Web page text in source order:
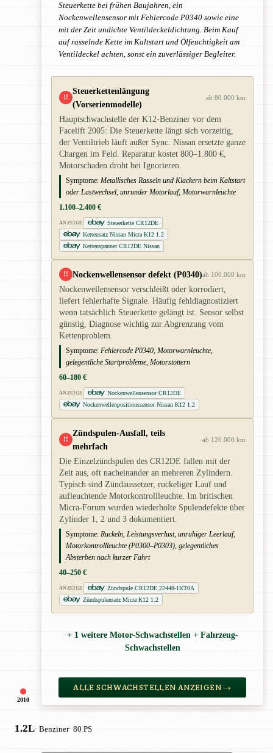
2010
Steuerkette bei frühen Baujahren, ein
Nockenwellensensor mit Fehlercode P0340 sowie eine
mit der Zeit undichte Ventildeckeldichtung. Beim Kauf
auf rasselnde Kette im Kaltstart und Ölfeuchtigkeit am
Ventildeckel achten, sonst ein zuverlässiger Begleiter.
!!
Steuerkettenlängung
(Vorserienmodelle)
ab 80.000 km
Hauptschwachstelle der K12-Benziner vor dem
Facelift 2005: Die Steuerkette längt sich vorzeitig,
der Ventiltrieb läuft außer Sync. Nissan ersetzte ganze
Chargen im Feld. Reparatur kostet 800–1.800 €,
Motorschaden droht bei Ignorieren.
Symptome: Metallisches Rasseln und Klackern beim Kaltstart
oder Lastwechsel, unrunder Motorlauf, Motorwarnleuchte
1.100–2.400 €
ANZEIGE
Steuerkette CR12DE
Kettensatz Nissan Micra K12 1.2
Kettenspanner CR12DE Nissan
!! Nockenwellensensor defekt (P0340)ab 100.000 km
Nockenwellensensor verschleißt oder korrodiert,
liefert fehlerhafte Signale. Häufig fehldiagnostiziert
wenn tatsächlich Steuerkette gelängt ist. Sensor selbst
günstig, Diagnose wichtig zur Abgrenzung vom
Kettenproblem.
Symptome: Fehlercode P0340, Motorwarnleuchte,
gelegentliche Startprobleme, Motorstottern
60–180 €
ANZEIGE
Nockenwellensensor CR12DE
Nockenwellenpositionssensor Nissan K12 1.2
!!
Zündspulen-Ausfall, teils
mehrfach
ab 120.000 km
Die Einzelzündspulen des CR12DE fallen mit der
Zeit aus, oft nacheinander an mehreren Zylindern.
Typisch sind Zündaussetzer, ruckeliger Lauf und
aufleuchtende Motorkontrollleuchte. Im britischen
Micra-Forum wurden wiederholte Spulendefekte über
Zylinder 1, 2 und 3 dokumentiert.
Symptome: Ruckeln, Leistungsverlust, unruhiger Leerlauf,
Motorkontrollleuchte (P0300–P0303), gelegentliches
Absterben nach kurzer Fahrt
40–250 €
ANZEIGE
Zündspule CR12DE 22448-1KT0A
Zündspulensatz Micra K12 1.2
+ 1 weitere Motor-Schwachstellen + Fahrzeug-
Schwachstellen
ALLE SCHWACHSTELLEN ANZEIGEN →
1.2L· Benziner· 80 PS